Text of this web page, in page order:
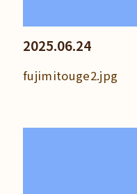
2025.06.24
fujimitouge2.jpg